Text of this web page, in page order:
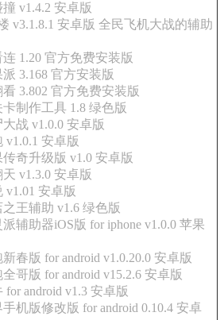
v1.4.2 安卓版
v3.1.8.1 安卓版 全民飞机大战的辅助
1.20 官方免费安装版
3.168 官方安装版
3.802 官方免费安装版
制作工具 1.8 绿色版
战 v1.0.0 安卓版
v1.0.1 安卓版
传奇升级版 v1.0 安卓版
v1.3.0 安卓版
v1.01 安卓版
王辅助 v1.6 绿色版
辅助器iOS版 for iphone v1.0.0 苹果
春版 for android v1.0.20.0 安卓版
哥版 for android v15.2.6 安卓版
for android v1.3 安卓版
机版修改版 for android 0.10.4 安卓